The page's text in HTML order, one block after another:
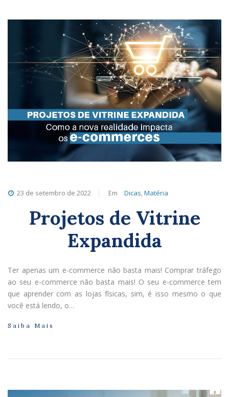
23 de setembro de 2022 Em Dicas,Matéria
Projetos de Vitrine
Expandida
Ter apenas um e-commerce não basta mais! Comprar tráfego
ao seu e-commerce não basta mais! O seu e-commerce tem
que aprender com as lojas físicas, sim, é isso mesmo o que
você está lendo, o…
Saiba Mais